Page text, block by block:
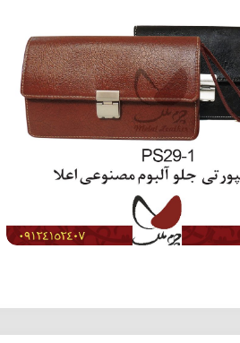
برای بزرگنمایی کلیک کنید